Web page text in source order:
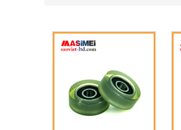
LINH KIỆN CƠ KHÍ
ĐIỆN ĐIỀU KHIỂN
MÁY MÓC THIẾT BỊ